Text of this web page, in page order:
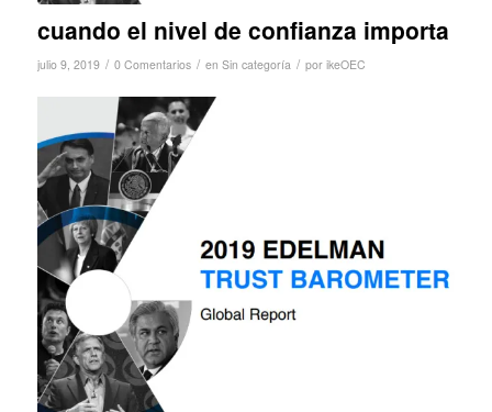
cuando el nivel de confianza importa
julio 9, 2019 / 0 Comentarios / en Sin categoría / por ikeOEC